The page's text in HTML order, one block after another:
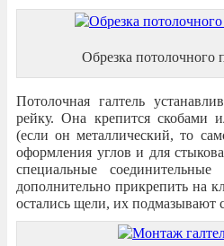
Обрезка
Потолочная галтель
рейку. Она крепится скобами
(если он металлический, то
оформления углов и для
специальные
дополнительно прикрепить на
остались щели, их подмазывают